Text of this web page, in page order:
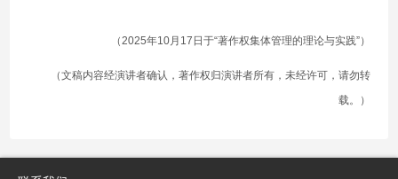
（2025年10月17日于“著作权集体管理的理论与实践”）
（文稿内容经演讲者确认，著作权归演讲者所有，未经许可，请勿转
载。）